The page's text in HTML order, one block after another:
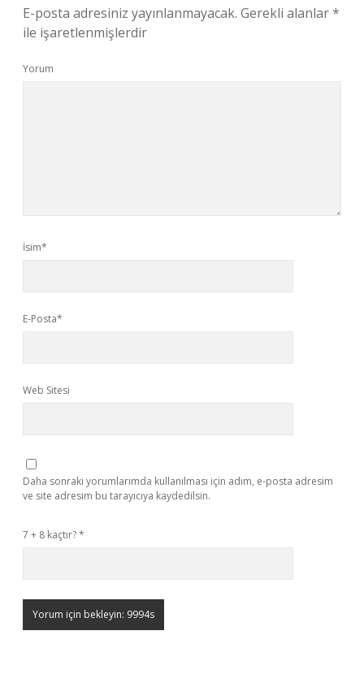
E-posta adresiniz yayınlanmayacak. Gerekli alanlar*
ile işaretlenmişlerdir
Yorum
İsim*
E-Posta*
Web Sitesi
Daha sonraki yorumlarımda kullanılması için adım, e-posta adresim
ve site adresim bu tarayıcıya kaydedilsin.
7 + 8 kaçtır?*